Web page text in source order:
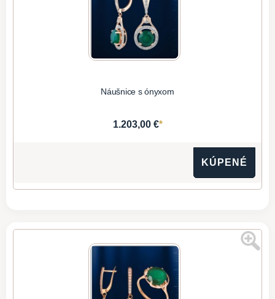
Náušnice s ónyxom
1.203,00 €*
KÚPENÉ